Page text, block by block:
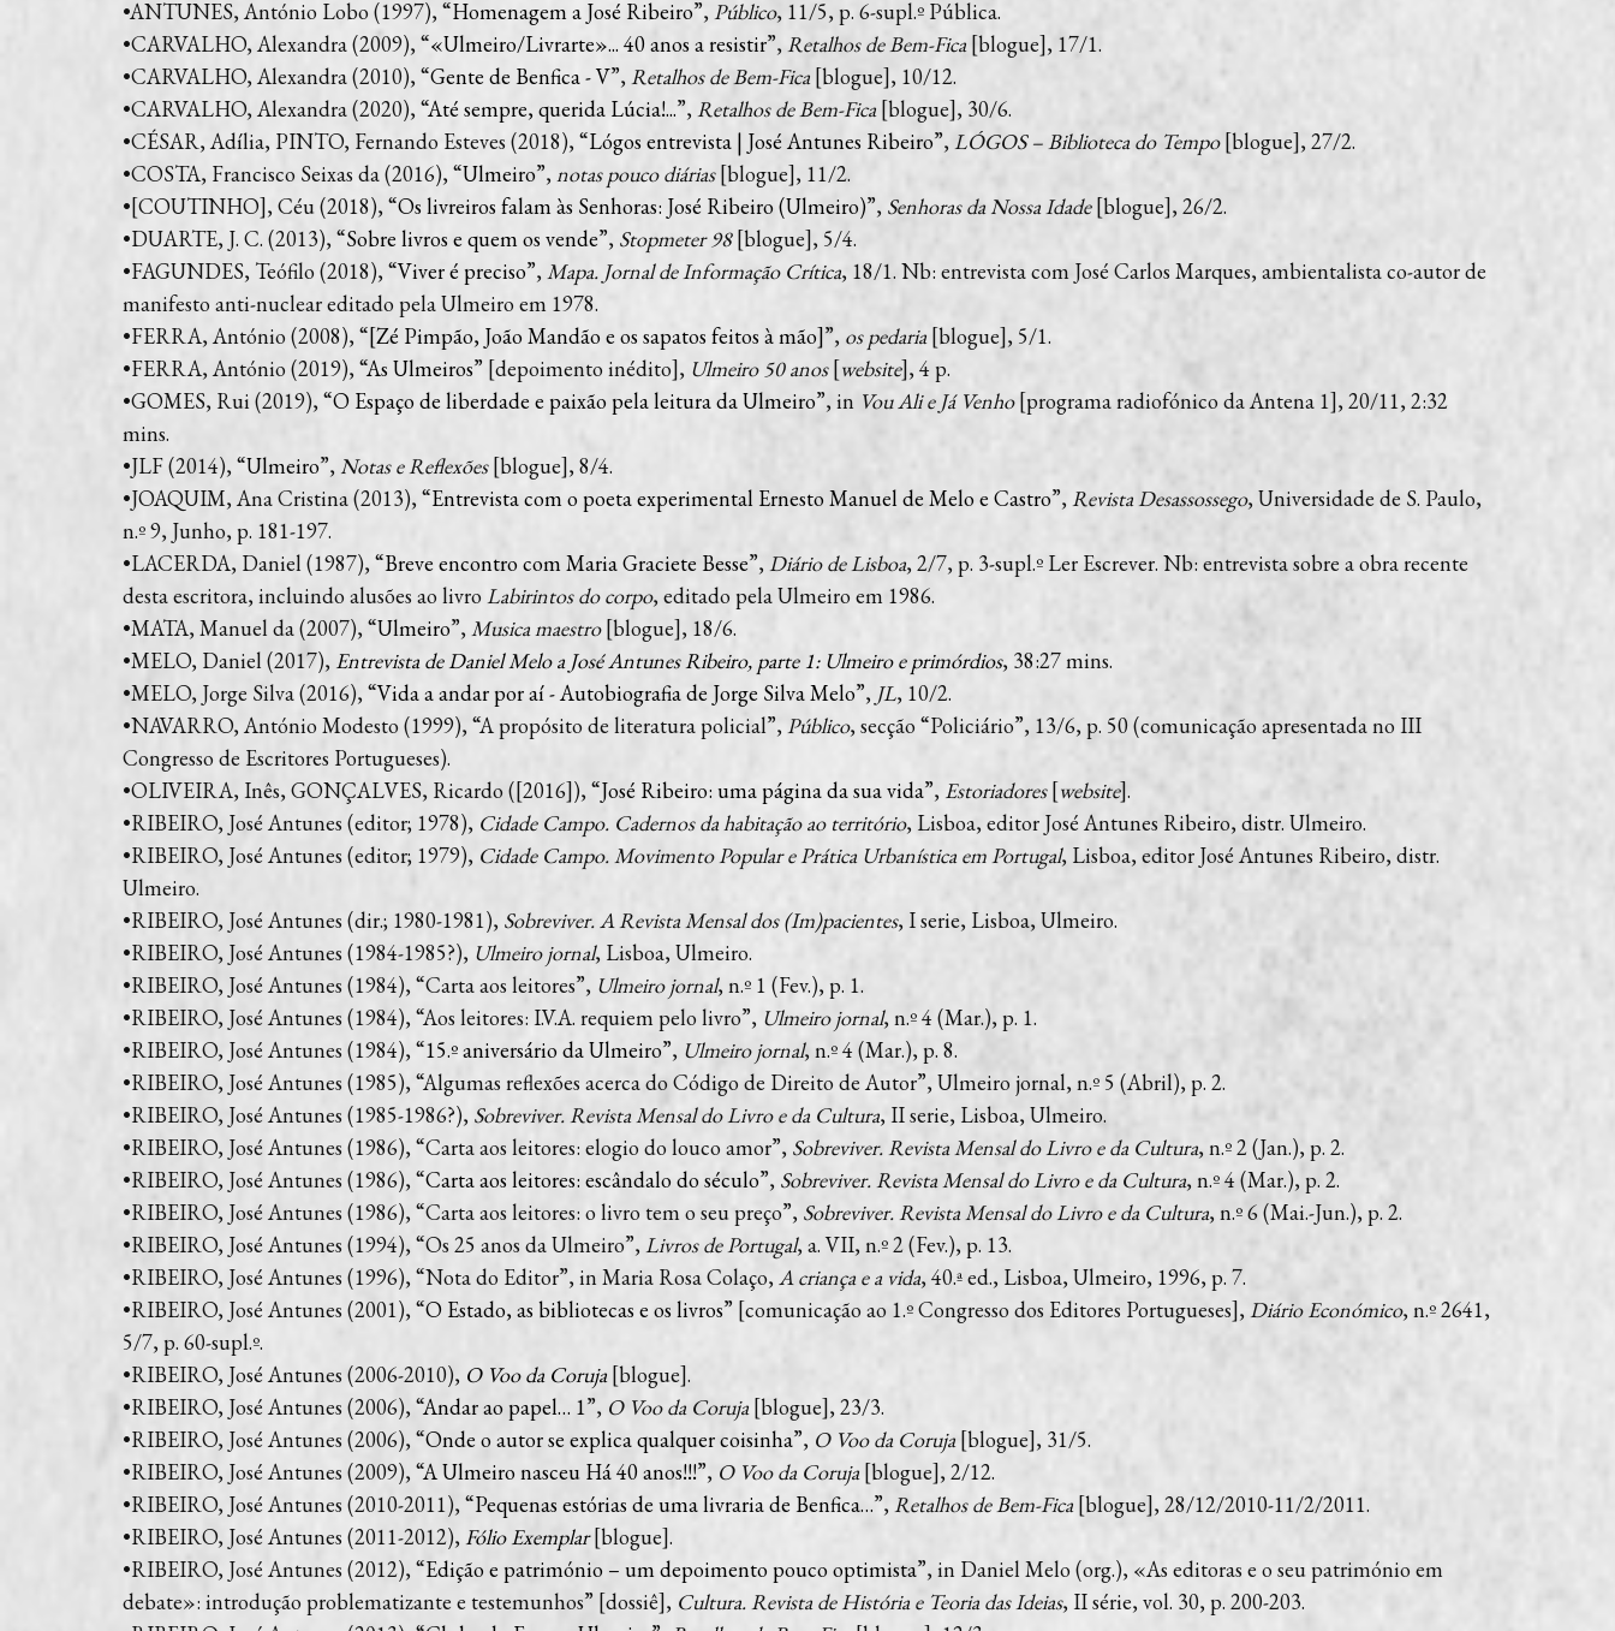
•ANTUNES, António Lobo (1997), “Homenagem a José Ribeiro”, Público, 11/5, p. 6-supl.º Pública.
•CARVALHO, Alexandra (2009), “«Ulmeiro/Livrarte»... 40 anos a resistir”,Retalhos de Bem-Fica[blogue], 17/1.
•CARVALHO, Alexandra (2010), “Gente de Benfica - V”,Retalhos de Bem-Fica[blogue], 10/12.
•CARVALHO, Alexandra (2020), “Até sempre, querida Lúcia!...”, Retalhos de Bem-Fica[blogue], 30/6.
•CÉSAR, Adília, PINTO, Fernando Esteves (2018), “Lógos entrevista | José Antunes Ribeiro”,LÓGOS – Biblioteca do Tempo[blogue], 27/2.
•COSTA, Francisco Seixas da (2016), “Ulmeiro”, notas pouco diárias[blogue], 11/2.
•[COUTINHO], Céu (2018), “Os livreiros falam às Senhoras: José Ribeiro (Ulmeiro)”, Senhoras da Nossa Idade[blogue], 26/2.
•DUARTE, J. C. (2013), “Sobre livros e quem os vende”, Stopmeter 98[blogue], 5/4.
•FAGUNDES, Teófilo (2018), “Viver é preciso”,Mapa. Jornal de Informação Crítica, 18/1. Nb: entrevista com José Carlos Marques, ambientalista co-autor de
manifesto anti-nuclear editado pela Ulmeiro em 1978.
•FERRA, António (2008), “[Zé Pimpão, João Mandão e os sapatos feitos à mão]”, os pedaria[blogue], 5/1.
•FERRA, António (2019), “As Ulmeiros” [depoimento inédito], Ulmeiro 50 anos[website], 4 p.
•GOMES, Rui (2019), “O Espaço de liberdade e paixão pela leitura da Ulmeiro”, in Vou Ali e Já Venho[programa radiofónico da Antena 1], 20/11, 2:32
mins.
•JLF (2014), “Ulmeiro”, Notas e Reflexões[blogue], 8/4.
•JOAQUIM, Ana Cristina (2013), “Entrevista com o poeta experimental Ernesto Manuel de Melo e Castro”, Revista Desassossego, Universidade de S. Paulo,
n.º 9, Junho, p. 181-197.
•LACERDA, Daniel (1987), “Breve encontro com Maria Graciete Besse”, Diário de Lisboa, 2/7, p. 3-supl.º Ler Escrever. Nb: entrevista sobre a obra recente
desta escritora, incluindo alusões ao livroLabirintos do corpo, editado pela Ulmeiro em 1986.
•MATA, Manuel da (2007), “Ulmeiro”,Musica maestro[blogue], 18/6.
•MELO, Daniel (2017), Entrevista de Daniel Melo a José Antunes Ribeiro, parte 1: Ulmeiro e primórdios, 38:27 mins.
•MELO, Jorge Silva (2016), “Vida a andar por aí - Autobiografia de Jorge Silva Melo”, JL, 10/2.
•NAVARRO, António Modesto (1999), “A propósito de literatura policial”,Público, secção “Policiário”, 13/6, p. 50 (comunicação apresentada no III
Congresso de Escritores Portugueses).
•OLIVEIRA, Inês, GONÇALVES, Ricardo ([2016]), “José Ribeiro: uma página da sua vida”, Estoriadores[website].
•RIBEIRO, José Antunes (editor; 1978), Cidade Campo. Cadernos da habitação ao território, Lisboa, editor José Antunes Ribeiro, distr. Ulmeiro.
•RIBEIRO, José Antunes (editor; 1979), Cidade Campo. Movimento Popular e Prática Urbanística em Portugal, Lisboa, editor José Antunes Ribeiro, distr.
Ulmeiro.
•RIBEIRO, José Antunes (dir.; 1980-1981), Sobreviver. A Revista Mensal dos (Im)pacientes, I serie, Lisboa, Ulmeiro.
•RIBEIRO, José Antunes (1984-1985?), Ulmeiro jornal, Lisboa, Ulmeiro.
•RIBEIRO, José Antunes (1984), “Carta aos leitores”, Ulmeiro jornal, n.º 1 (Fev.), p. 1.
•RIBEIRO, José Antunes (1984), “Aos leitores: I.V.A. requiem pelo livro”, Ulmeiro jornal, n.º 4 (Mar.), p. 1.
•RIBEIRO, José Antunes (1984), “15.º aniversário da Ulmeiro”, Ulmeiro jornal, n.º 4 (Mar.), p. 8.
•RIBEIRO, José Antunes (1985), “Algumas reflexões acerca do Código de Direito de Autor”, Ulmeiro jornal, n.º 5 (Abril), p. 2.
•RIBEIRO, José Antunes (1985-1986?), Sobreviver. Revista Mensal do Livro e da Cultura, II serie, Lisboa, Ulmeiro.
•RIBEIRO, José Antunes (1986), “Carta aos leitores: elogio do louco amor”, Sobreviver. Revista Mensal do Livro e da Cultura, n.º 2 (Jan.), p. 2.
•RIBEIRO, José Antunes (1986), “Carta aos leitores: escândalo do século”, Sobreviver. Revista Mensal do Livro e da Cultura, n.º 4 (Mar.), p. 2.
•RIBEIRO, José Antunes (1986), “Carta aos leitores: o livro tem o seu preço”, Sobreviver. Revista Mensal do Livro e da Cultura, n.º 6 (Mai.-Jun.), p. 2.
•RIBEIRO, José Antunes (1994), “Os 25 anos da Ulmeiro”, Livros de Portugal, a. VII, n.º 2 (Fev.), p. 13.
•RIBEIRO, José Antunes (1996), “Nota do Editor”, in Maria Rosa Colaço, A criança e a vida, 40.ª ed., Lisboa, Ulmeiro, 1996, p. 7.
•RIBEIRO, José Antunes (2001), “O Estado, as bibliotecas e os livros” [comunicação ao 1.º Congresso dos Editores Portugueses],Diário Económico, n.º 2641,
5/7, p. 60-supl.º.
•RIBEIRO, José Antunes (2006-2010), O Voo da Coruja[blogue].
•RIBEIRO, José Antunes (2006), “Andar ao papel… 1”, O Voo da Coruja[blogue], 23/3.
•RIBEIRO, José Antunes (2006), “Onde o autor se explica qualquer coisinha”, O Voo da Coruja[blogue], 31/5.
•RIBEIRO, José Antunes (2009), “A Ulmeiro nasceu Há 40 anos!!!”, O Voo da Coruja[blogue], 2/12.
•RIBEIRO, José Antunes (2010-2011), “Pequenas estórias de uma livraria de Benfica…”, Retalhos de Bem-Fica[blogue], 28/12/2010-11/2/2011.
•RIBEIRO, José Antunes (2011-2012), Fólio Exemplar[blogue].
•RIBEIRO, José Antunes (2012), “Edição e património – um depoimento pouco optimista”, in Daniel Melo (org.), «As editoras e o seu património em
debate»: introdução problematizante e testemunhos” [dossiê], Cultura. Revista de História e Teoria das Ideias, II série, vol. 30, p. 200-203.